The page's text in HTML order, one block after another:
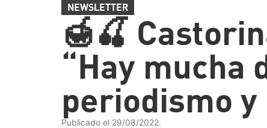
NEWSLETTER
🍯🍒
“Hay mucha
periodismo y
Publicado el 29/08/2022.